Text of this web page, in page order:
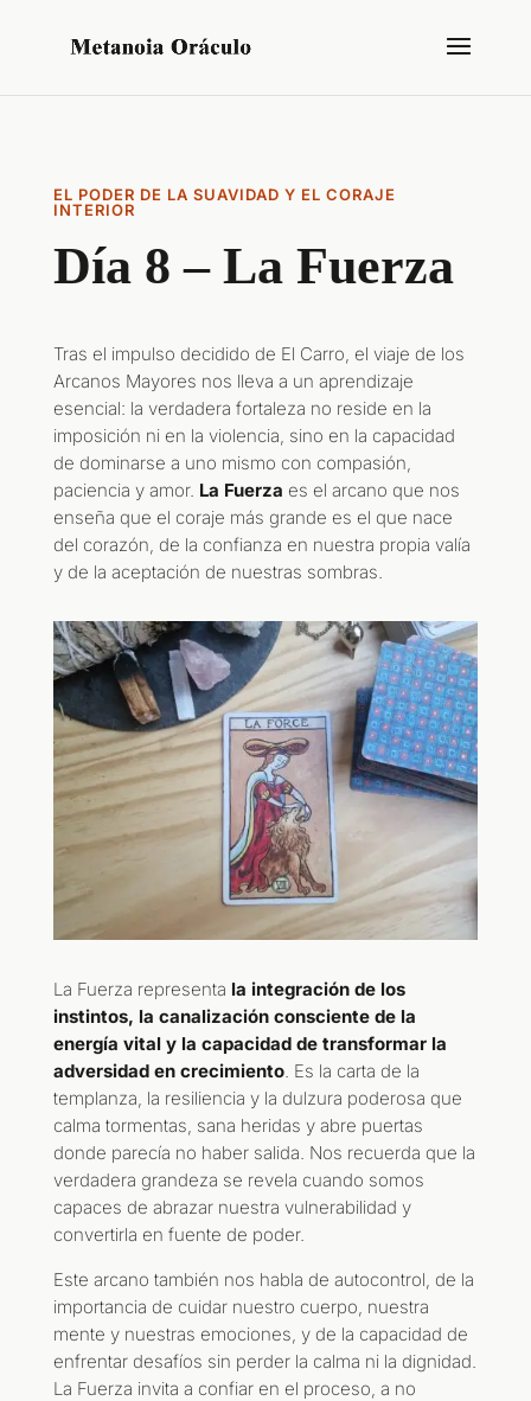
EL PODER DE LA SUAVIDAD Y EL CORAJE
INTERIOR
Día 8 – La Fuerza
Tras el impulso decidido de El Carro, el viaje de los
Arcanos Mayores nos lleva a un aprendizaje
esencial: la verdadera fortaleza no reside en la
imposición ni en la violencia, sino en la capacidad
de dominarse a uno mismo con compasión,
paciencia y amor. La Fuerza es el arcano que nos
enseña que el coraje más grande es el que nace
del corazón, de la confianza en nuestra propia valía
y de la aceptación de nuestras sombras.
La Fuerza representa la integración de los
instintos, la canalización consciente de la
energía vital y la capacidad de transformar la
adversidad en crecimiento. Es la carta de la
templanza, la resiliencia y la dulzura poderosa que
calma tormentas, sana heridas y abre puertas
donde parecía no haber salida. Nos recuerda que la
verdadera grandeza se revela cuando somos
capaces de abrazar nuestra vulnerabilidad y
convertirla en fuente de poder.
Este arcano también nos habla de autocontrol, de la
importancia de cuidar nuestro cuerpo, nuestra
mente y nuestras emociones, y de la capacidad de
enfrentar desafíos sin perder la calma ni la dignidad.
La Fuerza invita a confiar en el proceso, a no